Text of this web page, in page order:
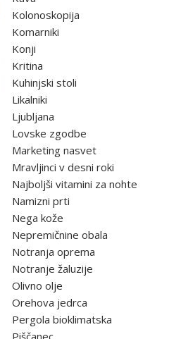
Kolonoskopija
Komarniki
Konji
Kritina
Kuhinjski stoli
Likalniki
Ljubljana
Lovske zgodbe
Marketing nasvet
Mravljinci v desni roki
Najboljši vitamini za nohte
Namizni prti
Nega kože
Nepremičnine obala
Notranja oprema
Notranje žaluzije
Olivno olje
Orehova jedrca
Pergola bioklimatska
Piščanec